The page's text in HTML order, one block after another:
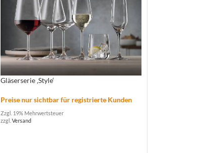
Gläserserie ‚Style‘
Preise nur sichtbar für registrierte Kunden
Zzgl. 19% Mehrwertsteuer
zzgl. Versand